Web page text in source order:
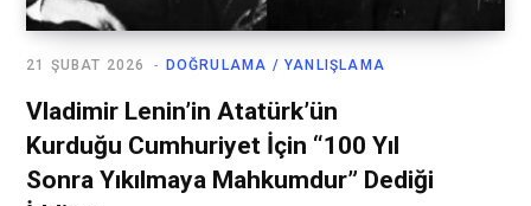
DOĞRULAMA / YANLIŞLAMA
21 ŞUBAT 2026
Vladimir Lenin’in Atatürk’ün
Kurduğu Cumhuriyet İçin “100 Yıl
Sonra Yıkılmaya Mahkumdur” Dediği